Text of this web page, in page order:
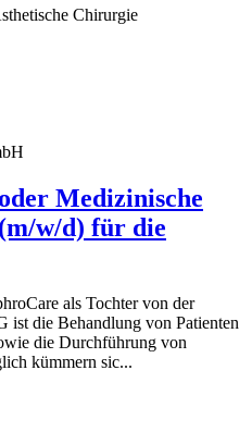
Chirurgie
Medizinische
w/d) für die
als Tochter von der
ist die Behandlung von Patienten
die Durchführung von
kümmern sic...